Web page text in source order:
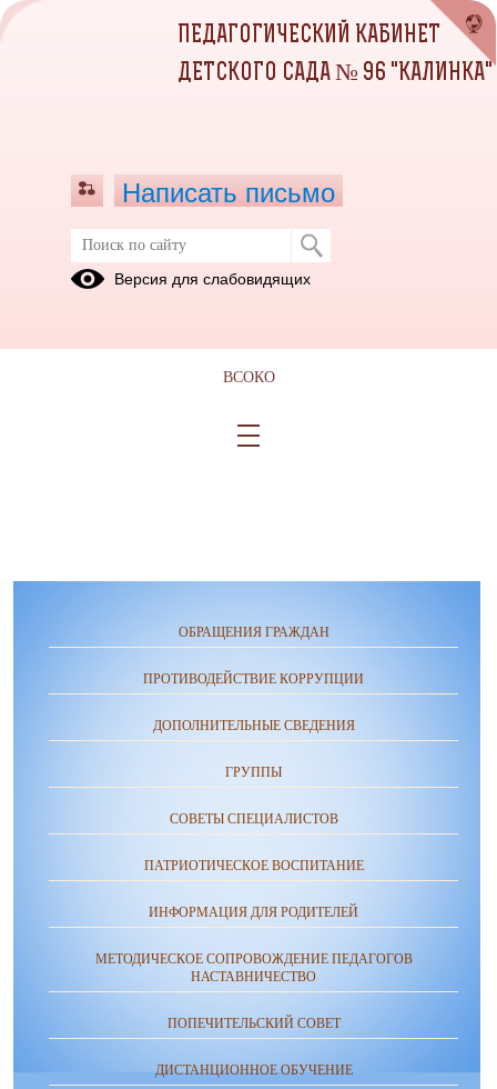
Публикации за 10.05.2025
"Дети-герои"
ОБРАЩЕНИЯ ГРАЖДАН
ПРОТИВОДЕЙСТВИЕ КОРРУПЦИИ
ДОПОЛНИТЕЛЬНЫЕ СВЕДЕНИЯ
ГРУППЫ
СОВЕТЫ СПЕЦИАЛИСТОВ
ПАТРИОТИЧЕСКОЕ ВОСПИТАНИЕ
ИНФОРМАЦИЯ ДЛЯ РОДИТЕЛЕЙ
МЕТОДИЧЕСКОЕ СОПРОВОЖДЕНИЕ ПЕДАГОГОВ
НАСТАВНИЧЕСТВО
ПОПЕЧИТЕЛЬСКИЙ СОВЕТ
ДИСТАНЦИОННОЕ ОБУЧЕНИЕ
ПЕДАГОГИЧЕСКИЙ КАБИНЕТ
ДЕТСКОГО САДА № 96 "КАЛИНКА"
Написать письмо
Версия для слабовидящих
ВСОКО